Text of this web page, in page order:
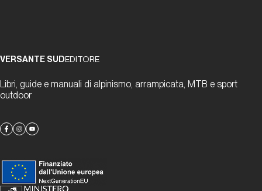
VERSANTE SUDEDITORE
Libri, guide e manuali di alpinismo, arrampicata, MTB e sport
outdoor